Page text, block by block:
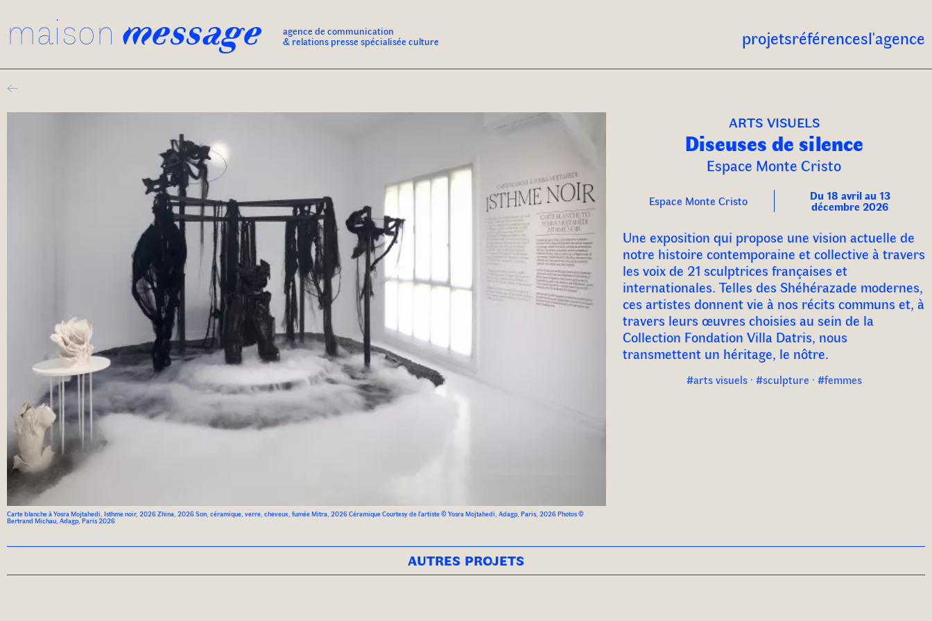
maison message agence de communication
& relations presse spécialisée culture projetsréférencesl'agence
←
Carte blanche à Yosra Mojtahedi, Isthme noir, 2026 Zhina, 2026 Son, céramique, verre, cheveux, fumée Mitra, 2026 Céramique Courtesy de l’artiste © Yosra Mojtahedi, Adagp, Paris, 2026 Photos ©
Bertrand Michau, Adagp, Paris 2026
arts visuels
Diseuses de silence
Espace Monte Cristo
Espace Monte Cristo Du 18 avril au 13
décembre 2026
Une exposition qui propose une vision actuelle de
notre histoire contemporaine et collective à travers
les voix de 21 sculptrices françaises et
internationales. Telles des Shéhérazade modernes,
ces artistes donnent vie à nos récits communs et, à
travers leurs œuvres choisies au sein de la
Collection Fondation Villa Datris, nous
transmettent un héritage, le nôtre.
#arts visuels · #sculpture · #femmes
autres projets